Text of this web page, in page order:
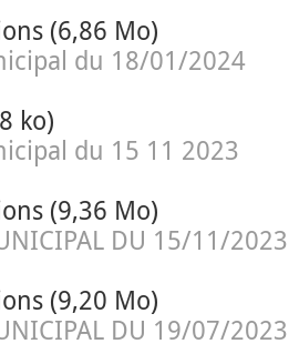
(6,86 Mo)
du 18/01/2024
ko)
du 15 11 2023
(9,36 Mo)
DU 15/11/2023
(9,20 Mo)
DU 19/07/2023